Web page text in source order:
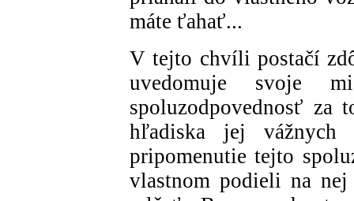
máte ťahať...
V tejto chvíli postačí
uvedomuje svoje
spoluzodpovednosť za
hľadiska jej vážnych
pripomenutie tejto
vlastnom podieli na